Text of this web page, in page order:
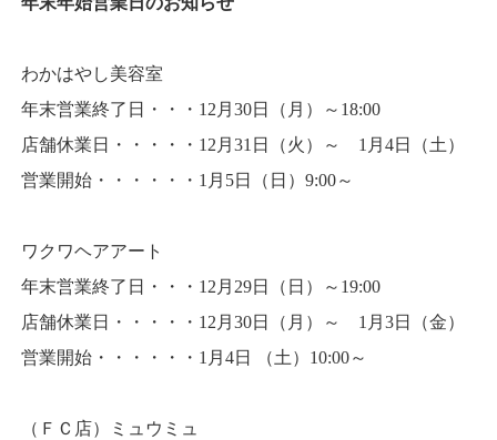
わかはやし美容室
年末営業終了日・・・12月30日（月）～18:00
店舗休業日・・・・・12月31日（火）～ 1月4日（土）
営業開始・・・・・・1月5日（日）9:00～
ワクワヘアアート
年末営業終了日・・・12月29日（日）～19:00
店舗休業日・・・・・12月30日（月）～ 1月3日（金）
営業開始・・・・・・1月4日 （土）10:00～
（ＦＣ店）ミュウミュ